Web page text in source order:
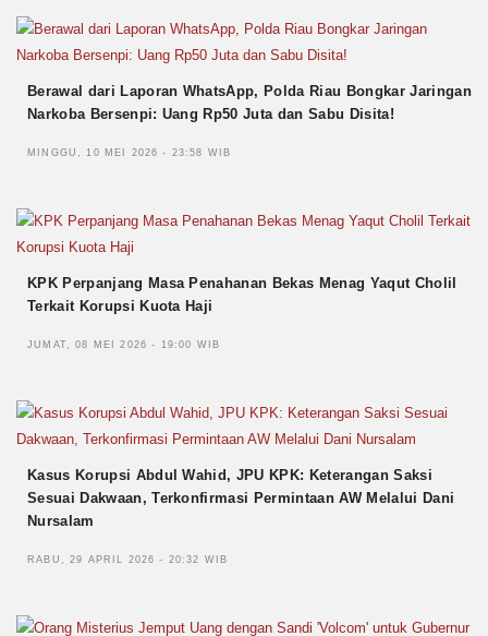
Berawal dari Laporan WhatsApp, Polda Riau Bongkar Jaringan
Narkoba Bersenpi: Uang Rp50 Juta dan Sabu Disita!
MINGGU, 10 MEI 2026 - 23:58 WIB
KPK Perpanjang Masa Penahanan Bekas Menag Yaqut Cholil
Terkait Korupsi Kuota Haji
JUMAT, 08 MEI 2026 - 19:00 WIB
Kasus Korupsi Abdul Wahid, JPU KPK: Keterangan Saksi
Sesuai Dakwaan, Terkonfirmasi Permintaan AW Melalui Dani
Nursalam
RABU, 29 APRIL 2026 - 20:32 WIB